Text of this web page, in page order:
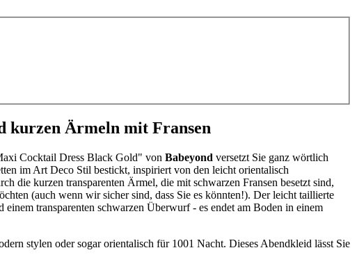
kurzen Ärmeln mit Fransen
Cocktail Dress Black Gold" von Babeyond versetzt Sie ganz wörtlich
im Art Deco Stil bestickt, inspiriert von den leicht orientalisch
die kurzen transparenten Ärmel, die mit schwarzen Fransen besetzt sind,
(auch wenn wir sicher sind, dass Sie es könnten!). Der leicht taillierte
transparenten schwarzen Überwurf - es endet am Boden in einem
stylen oder sogar orientalisch für 1001 Nacht. Dieses Abendkleid lässt Sie